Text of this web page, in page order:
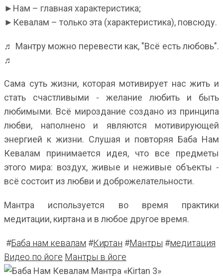
►Нам – главная характеристика;
►Кевалам – только эта (характеристика), повсюду.
♬ Мантру можно перевести как, "Всё есть любовь".
♬
Сама суть жизни, которая мотивирует нас жить и
стать счастливыми - желание любить и быть
любимыми. Всё мироздание создано из принципа
любви, наполнено и являются мотивирующей
энергией к жизни. Слушая и повторяя Баба Нам
Кевалам принимается идея, что все предметы
этого мира: воздух, живые и неживые объекты -
всё состоит из любви и доброжелательности.
Мантра используется во время практики
медитации, киртана и в любое другое время.
#Баба нам кевалам #Киртан #Мантры #медитация
Видео по йоге Мантры в йоге